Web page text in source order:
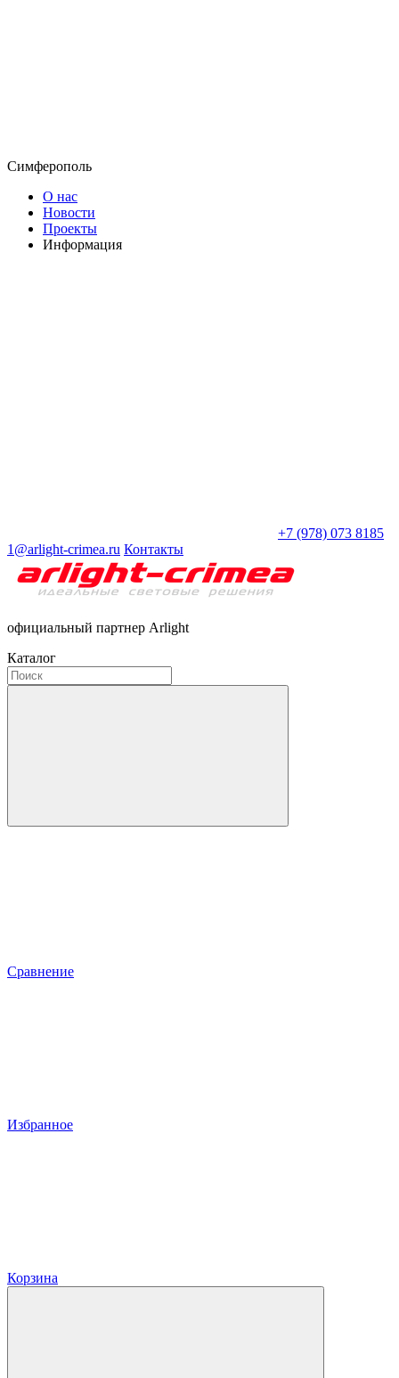
Симферополь
О нас
Новости
Проекты
Информация
+7 (978) 073 8185
1@arlight-crimea.ru Контакты
официальный партнер Arlight
Каталог
Сравнение
Избранное
Корзина